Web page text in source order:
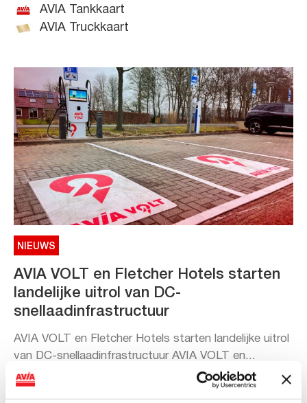
AVIA Tankkaart
AVIA Truckkaart
NIEUWS
AVIA VOLT en Fletcher Hotels starten
landelijke uitrol van DC-
snellaadinfrastructuur
AVIA VOLT en Fletcher Hotels starten landelijke uitrol
van DC-snellaadinfrastructuur AVIA VOLT en...
Lees verder